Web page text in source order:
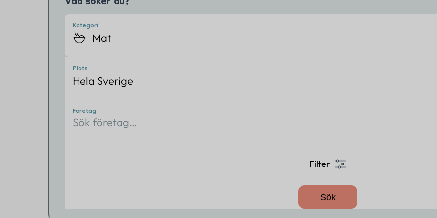
Kategori
Mat
Plats
Hela Sverige
Företag
Sök företag…
Filter
Sök
Mat
Vare sig ni är 10 personer på en privat middag eller 10.000 gäster till en gala så har
cateringen efter era önskemål. Boka er catering redan idag!